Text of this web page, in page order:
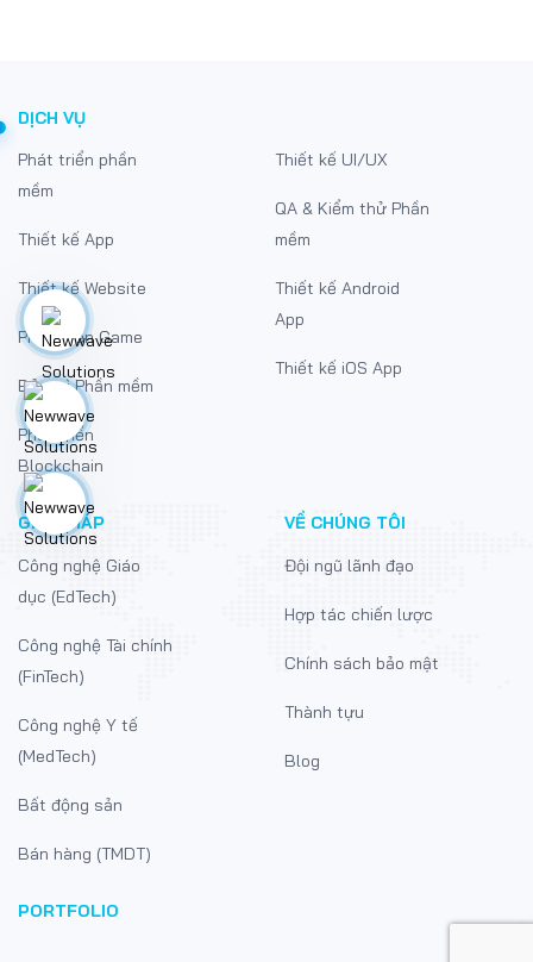
DỊCH VỤ
Phát triển phần
mềm
Thiết kế App
Thiết kế Website
Phát triển Game
Bảo trì Phần mềm
Phát triển
Blockchain
Thiết kế UI/UX
QA & Kiểm thử Phần
mềm
Thiết kế Android
App
Thiết kế iOS App
GIẢI PHÁP
Công nghệ Giáo
dục (EdTech)
Công nghệ Tài chính
(FinTech)
Công nghệ Y tế
(MedTech)
Bất động sản
Bán hàng (TMDT)
PORTFOLIO
VỀ CHÚNG TÔI
Đội ngũ lãnh đạo
Hợp tác chiến lược
Chính sách bảo mật
Thành tựu
Blog